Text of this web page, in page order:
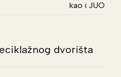
kao i JUO
dvorišta